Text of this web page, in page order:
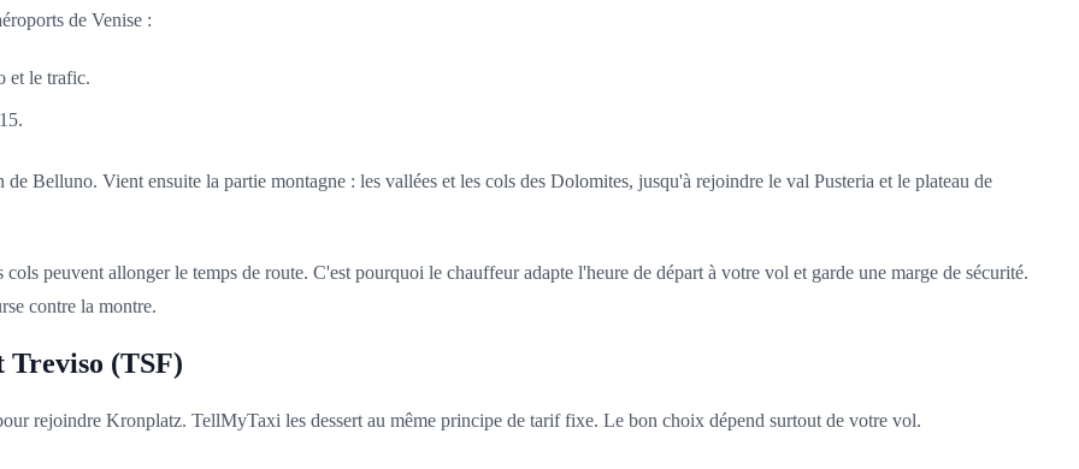
de Venise :
et le trafic.
Belluno. Vient ensuite la partie montagne : les vallées et les cols des Dolomites, jusqu'à rejoindre le val Pusteria et le plateau de
peuvent allonger le temps de route. C'est pourquoi le chauffeur adapte l'heure de départ à votre vol et garde une marge de sécurité.
contre la montre.
Treviso (TSF)
rejoindre Kronplatz. TellMyTaxi les dessert au même principe de tarif fixe. Le bon choix dépend surtout de votre vol.